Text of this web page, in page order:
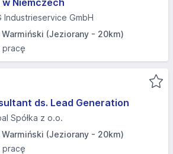
Niemczech
Industrieservice GmbH
(Jeziorany - 20km)
pracę
ds. Lead Generation
Spółka z o.o.
(Jeziorany - 20km)
pracę